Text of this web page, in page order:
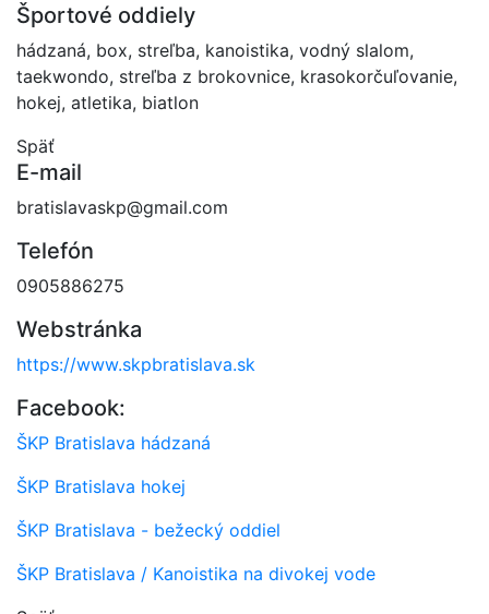
Športové oddiely
hádzaná, box, streľba, kanoistika, vodný slalom,
taekwondo, streľba z brokovnice, krasokorčuľovanie,
hokej, atletika, biatlon
Späť
E-mail
bratislavaskp@gmail.com
Telefón
0905886275
Webstránka
https://www.skpbratislava.sk
Facebook:
ŠKP Bratislava hádzaná
ŠKP Bratislava hokej
ŠKP Bratislava - bežecký oddiel
ŠKP Bratislava / Kanoistika na divokej vode